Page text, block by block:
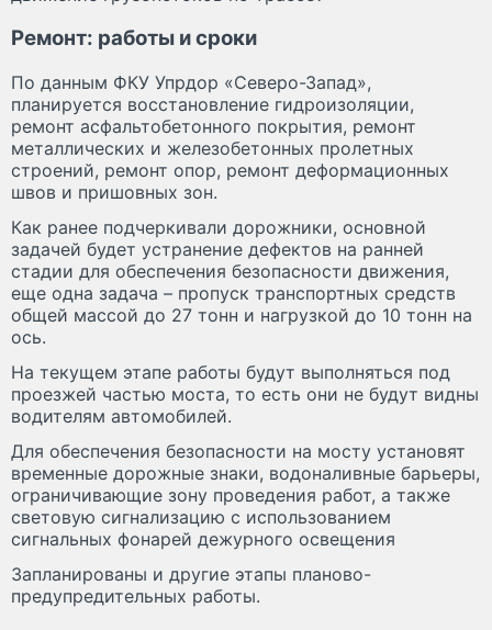
Ремонт: работы и сроки
По данным ФКУ Упрдор «Северо-Запад»,
планируется восстановление гидроизоляции,
ремонт асфальтобетонного покрытия, ремонт
металлических и железобетонных пролетных
строений, ремонт опор, ремонт деформационных
швов и пришовных зон.
Как ранее подчеркивали дорожники, основной
задачей будет устранение дефектов на ранней
стадии для обеспечения безопасности движения,
еще одна задача – пропуск транспортных средств
общей массой до 27 тонн и нагрузкой до 10 тонн на
ось.
На текущем этапе работы будут выполняться под
проезжей частью моста, то есть они не будут видны
водителям автомобилей.
Для обеспечения безопасности на мосту установят
временные дорожные знаки, водоналивные барьеры,
ограничивающие зону проведения работ, а также
световую сигнализацию с использованием
сигнальных фонарей дежурного освещения
Запланированы и другие этапы планово-
предупредительных работы.